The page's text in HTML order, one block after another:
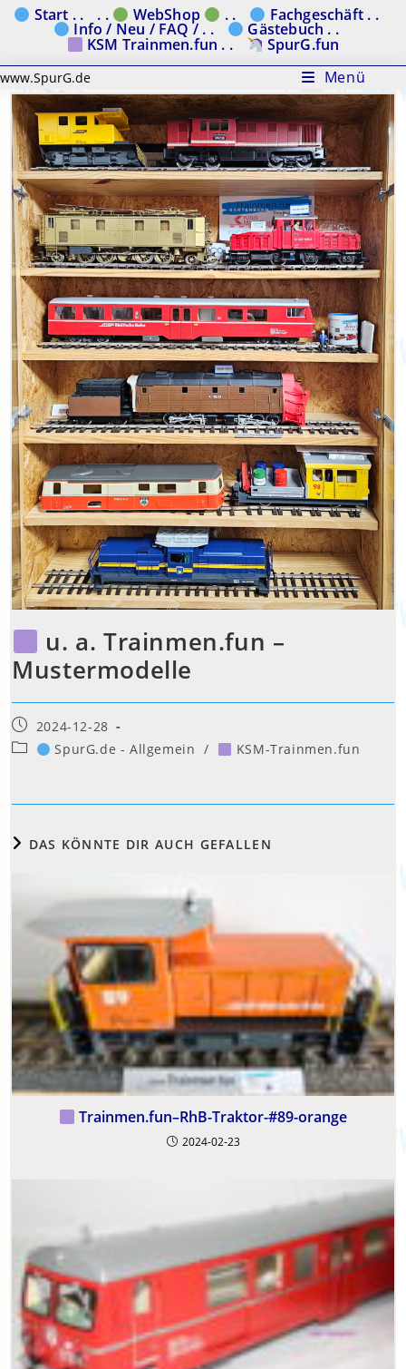
Zum Start . . . . WebShop . . Fachgeschäft . .
Info / Neu / FAQ / . . Gästebuch . .
KSM Trainmen.fun . . SpurG.fun
www.SpurG.de Menü
u. a. Trainmen.fun –
Mustermodelle
Beitrag
veröffentlicht:
2024-12-28
Beitrags-SpurG.de - Allgemein / KSM-Trainmen.fun
DAS KÖNNTE DIR AUCH GEFALLEN
Trainmen.fun–RhB-Traktor-#89-orange
2024-02-23